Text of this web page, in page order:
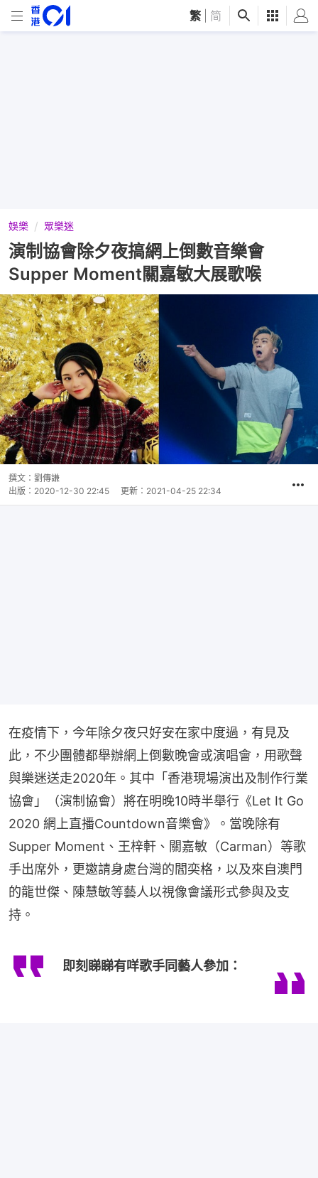
繁 简
娛樂 眾樂迷
演制協會除夕夜搞網上倒數音樂會
Supper Moment關嘉敏大展歌喉
撰文： 劉傳謙
出版： 2020-12-30 22:45 更新： 2021-04-25 22:34
在疫情下，今年除夕夜只好安在家中度過，有見及
此，不少團體都舉辦網上倒數晚會或演唱會，用歌聲
與樂迷送走2020年。其中「香港現場演出及制作行業
協會」（演制協會）將在明晚10時半舉行《Let It Go
2020 網上直播Countdown音樂會》。當晚除有
Supper Moment、王梓軒、關嘉敏（Carman）等歌
手出席外，更邀請身處台灣的閻奕格，以及來自澳門
的龍世傑、陳慧敏等藝人以視像會議形式參與及支
持。
即刻睇睇有咩歌手同藝人參加：